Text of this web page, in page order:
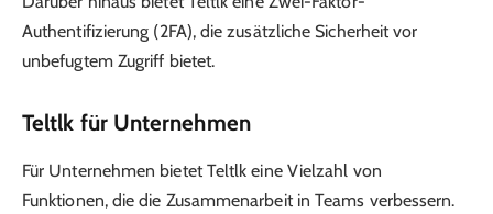
Authentifizierung (2FA), die zusätzliche Sicherheit vor
unbefugtem Zugriff bietet.
Teltlk für Unternehmen
Für Unternehmen bietet Teltlk eine Vielzahl von
Funktionen, die die Zusammenarbeit in Teams verbessern.